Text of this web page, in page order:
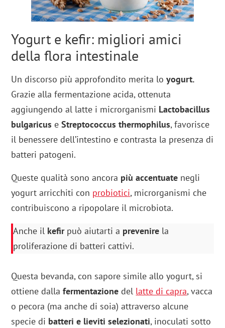
Yogurt e kefir: migliori amici
della flora intestinale
Un discorso più approfondito merita loyogurt.
Grazie alla fermentazione acida, ottenuta
aggiungendo al latte i microrganismi Lactobacillus
bulgaricus eStreptococcus thermophilus, favorisce
il benessere dell’intestino e contrasta la presenza di
batteri patogeni.
Queste qualità sono ancora più accentuate negli
yogurt arricchiti con probiotici, microrganismi che
contribuiscono a ripopolare il microbiota.
Anche il kefir può aiutarti a prevenire la
proliferazione di batteri cattivi.
Questa bevanda, con sapore simile allo yogurt, si
ottiene dallafermentazione del latte di capra, vacca
o pecora (ma anche di soia) attraverso alcune
specie di batteri e lieviti selezionati, inoculati sotto